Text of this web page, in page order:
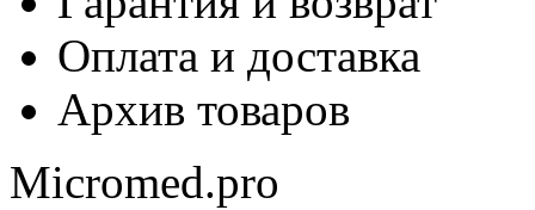
Оплата и доставка
Архив товаров
Micromed.pro